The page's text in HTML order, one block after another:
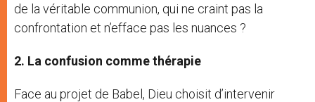
de la véritable communion, qui ne craint pas la
confrontation et n’efface pas les nuances ?
2. La confusion comme thérapie
Face au projet de Babel, Dieu choisit d’intervenir